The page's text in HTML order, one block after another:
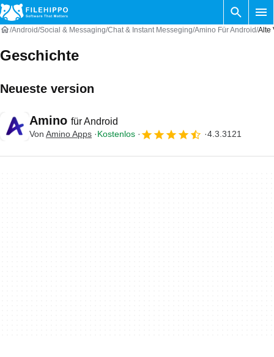
Android Social & Messaging Chat & Instant Messeging Amino Für Android Alte
Geschichte
Neueste version
Amino für Android
Von Amino Apps Kostenlos 4.3.3121